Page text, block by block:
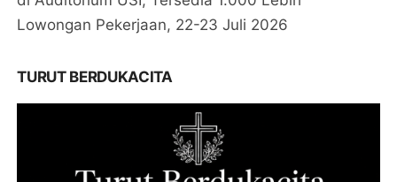
Lowongan Pekerjaan, 22-23 Juli 2026
TURUT BERDUKACITA